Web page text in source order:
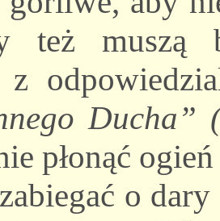
też muszą
Ducha”
płonąć
o